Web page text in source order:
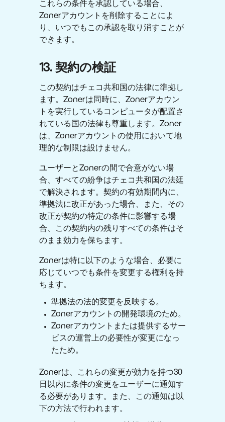
これらの条件を承認している場合、
Zonerアカウントを削除することによ
り、いつでもこの承認を取り消すことが
できます。
13. 契約の検証
この契約はチェコ共和国の法律に準拠し
ます。Zonerは同時に、Zonerアカウン
トを実行しているコンピュータが配置さ
れている国の法律も尊重します。Zoner
は、Zonerアカウントの使用において地
理的な制限は設けません。
ユーザーとZonerの間で合意がない場
合、すべての紛争はチェコ共和国の法廷
で解決されます。契約の有効期間内に、
準拠法に改正があった場合、また、その
改正が契約の特定の条件に影響する場
合、この契約内の残りすべての条件はそ
のまま効力を保ちます。
Zonerは特に以下のような場合、必要に
応じていつでも条件を変更する権利を持
ちます。
準拠法の法的変更を反映する。
Zonerアカウントの開発環境のため。
Zonerアカウントまたは提供するサー
ビスの運営上の必要性が変更になっ
たため。
Zonerは、これらの変更が効力を持つ30
日以内に条件の変更をユーザーに通知す
る必要があります。また、この通知は以
下の方法で行われます。